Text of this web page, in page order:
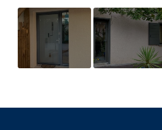
d'entrée en maison à Aix les